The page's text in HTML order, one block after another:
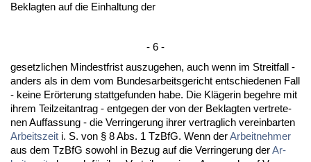
Be­klag­ten auf die Ein­hal­tung der
- 6 -
ge­setz­li­chen Min­dest­frist aus­zu­ge­hen, auch wenn im Streit­fall -
an­ders als in dem vom Bun­des­ar­beits­ge­richt ent­schie­de­nen Fall
- kei­ne Erörte­rung statt­ge­fun­den ha­be. Die Kläge­rin be­geh­re mit
ih­rem Teil­zeit­an­trag - ent­ge­gen der von der Be­klag­ten ver­tre­te­
nen Auf­fas­sung - die Ver­rin­ge­rung ih­rer ver­trag­lich ver­ein­bar­ten
Ar­beits­zeit i. S. von § 8 Abs. 1 Tz­B­fG. Wenn derAr­beit­neh­mer
aus dem Tz­B­fG so­wohl in Be­zug auf die Ver­rin­ge­rung derAr­